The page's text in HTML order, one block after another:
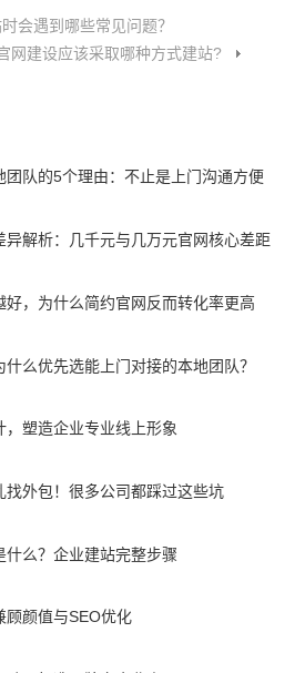
会遇到哪些常见问题？
网建设应该采取哪种方式建站?
团队的5个理由：不止是上门沟通方便
异解析：几千元与几万元官网核心差距
好，为什么简约官网反而转化率更高
么优先选能上门对接的本地团队？
，塑造企业专业线上形象
找外包！很多公司都踩过这些坑
什么？企业建站完整步骤
顾颜值与SEO优化